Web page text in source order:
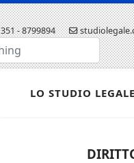
351 - 8799894
LO STUDIO LEGALE